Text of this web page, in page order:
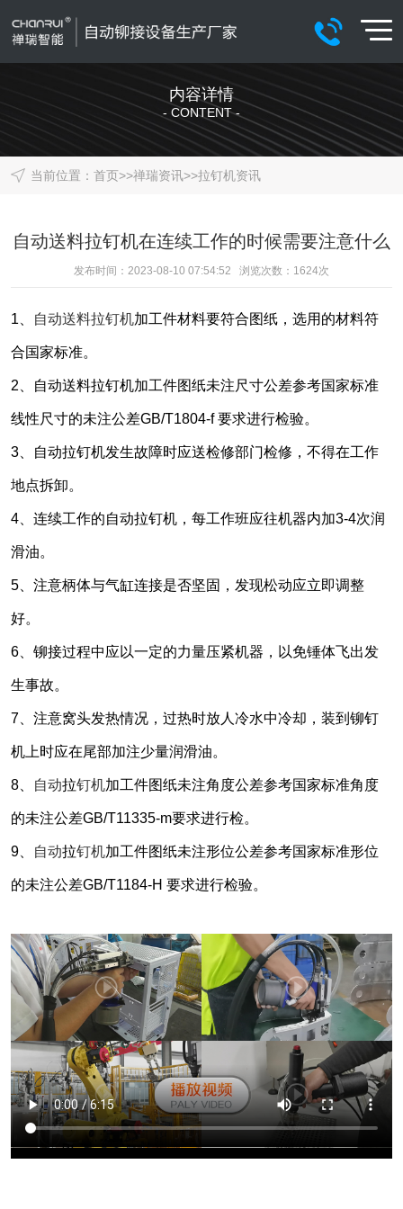
内容详情
- CONTENT -
当前位置： 首页>>禅瑞资讯>>拉钉机资讯
自动送料拉钉机在连续工作的时候需要注意什么
发布时间：2023-08-10 07:54:52 浏览次数： 1624次
1 自动送料拉钉机加工件材料要符合图纸，选用的材料符
合国家标准。
2 自动送料拉钉机加工件图纸未注尺寸公差参考国家标准
线性尺寸的未注公差GB/T1804-f 要求进行检验。
3、自动拉钉机发生故障时应送检修部门检修，不得在工作
地点拆卸。
4、连续工作的自动拉钉机，每工作班应往机器内加3-4次润
滑油。
5、注意柄体与气缸连接是否坚固，发现松动应立即调整
好。
6、铆接过程中应以一定的力量压紧机器，以免锤体飞出发
生事故。
7、注意窝头发热情况，过热时放人冷水中冷却，装到铆钉
机上时应在尾部加注少量润滑油。
8、 自动拉钉机加工件图纸未注角度公差参考国家标准角度
的未注公差GB/T11335-m要求进行检。
9、 自动拉钉机加工件图纸未注形位公差参考国家标准形位
的未注公差GB/T1184-H 要求进行检验。